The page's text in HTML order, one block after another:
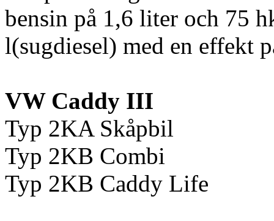
bensin på 1,6 liter och 75
l(sugdiesel) med en effekt
VW Caddy III
Typ 2KA Skåpbil
Typ 2KB Combi
Typ 2KB Caddy Life